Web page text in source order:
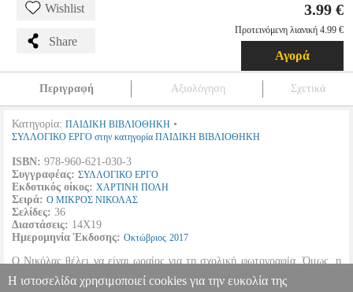
Wishlist
Share
3.99 €
Προτεινόμενη λιανική 4.99 €
Αγορά
Περιγραφή Αξιολόγηση Σχετικά
Κατηγορία: ΠΑΙΔΙΚΗ ΒΙΒΛΙΟΘΗΚΗ •
ΣΥΛΛΟΓΙΚΟ ΕΡΓΟ στην κατηγορία ΠΑΙΔΙΚΗ ΒΙΒΛΙΟΘΗΚΗ
ISBN: 978-960-621-030-3
Συγγραφέας: ΣΥΛΛΟΓΙΚΟ ΕΡΓΟ
Εκδοτικός οίκος: ΧΑΡΤΙΝΗ ΠΟΛΗ
Σειρά: Ο ΜΙΚΡΟΣ ΝΙΚΟΛΑΣ
Σελίδες: 36
Διαστάσεις: 14Χ19
Ημερομηνία Έκδοσης: Οκτώβριος 2017
Ο Νικόλας θέλει να είναι ωραίος για τη σχολική φωτογραφία. Όμως, η
αναστάτωση που προκαλεί η παρέα είναι τέτοια, που η ευκαιρία για μια
ωραία αναμνηστική φωτογραφία χάνεται εντελώς...
Η ιστοσελίδα χρησιμοποιεί cookies για την ευκολία της